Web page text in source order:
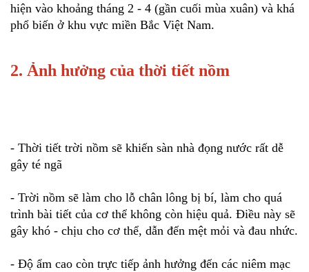
hiện vào khoảng tháng 2 - 4 (gần cuối mùa xuân) và khá
phổ biến ở khu vực miền Bắc Việt Nam.
2. Ảnh hưởng của thời tiết nồm
- Thời tiết trời nồm sẽ khiến sàn nhà đọng nước rất dễ
gây té ngã
- Trời nồm sẽ làm cho lỗ chân lông bị bí, làm cho quá
trình bài tiết của cơ thể không còn hiệu quả. Điều này sẽ
gây khó - chịu cho cơ thể, dẫn đến mệt mỏi và đau nhức.
- Độ ẩm cao còn trực tiếp ảnh hưởng đến các niêm mạc